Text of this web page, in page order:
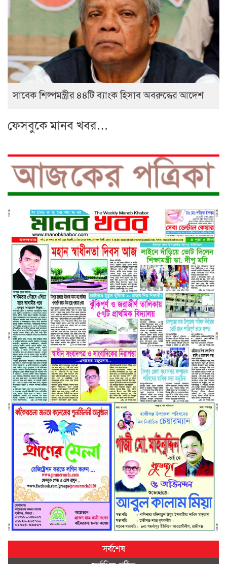
সাবেক শিল্পমন্ত্রীর ৪৪টি ব্যাংক হিসাব অবরুদ্ধের আদেশ
ফেসবুকে মানব খবর…
সর্বশেষ